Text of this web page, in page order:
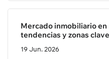
Mercado inmobiliario en
tendencias y zonas clave
19 Jun. 2026